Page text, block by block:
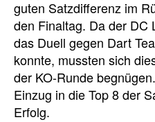
guten Satzdifferenz im
den Finaltag. Da der DC
das Duell gegen Dart
konnte, mussten sich
der KO-Runde
Einzug in die Top 8 der
Erfolg.